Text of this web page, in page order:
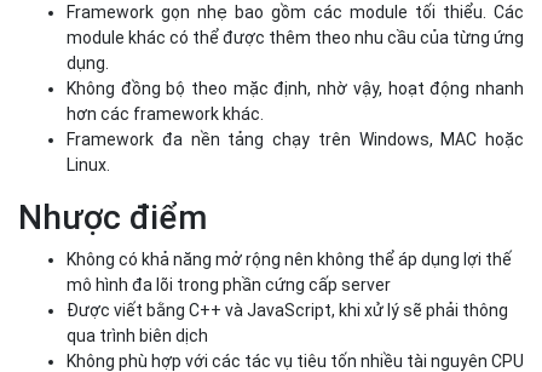
Framework gọn nhẹ bao gồm các module tối thiểu. Các
module khác có thể được thêm theo nhu cầu của từng ứng
dụng.
Không đồng bộ theo mặc định, nhờ vậy, hoạt động nhanh
hơn các framework khác.
Framework đa nền tảng chạy trên Windows, MAC hoặc
Linux.
Nhược điểm
Không có khả năng mở rộng nên không thể áp dụng lợi thế
mô hình đa lõi trong phần cứng cấp server
Được viết bằng C++ và JavaScript, khi xử lý sẽ phải thông
qua trình biên dịch
Không phù hợp với các tác vụ tiêu tốn nhiều tài nguyên CPU